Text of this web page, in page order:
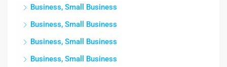
Business, Small Business
Business, Small Business
Business, Small Business
Business, Small Business